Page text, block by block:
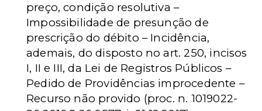
preço, condição resolutiva –
Impossibilidade de presunção de
prescrição do débito – Incidência,
ademais, do disposto no art. 250, incisos
I, II e III, da Lei de Registros Públicos –
Pedido de Providências improcedente –
Recurso não provido (proc. n. 1019022-